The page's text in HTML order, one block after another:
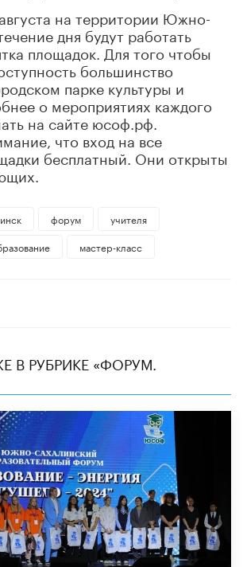
на территории Южно-
дня будут работать
площадок. Для того чтобы
большинство
парке культуры и
о мероприятиях каждого
на сайте юсоф.рф.
что вход на все
бесплатный. Они открыты
форум
учителя
мастер-класс
В РУБРИКЕ «ФОРУМ.